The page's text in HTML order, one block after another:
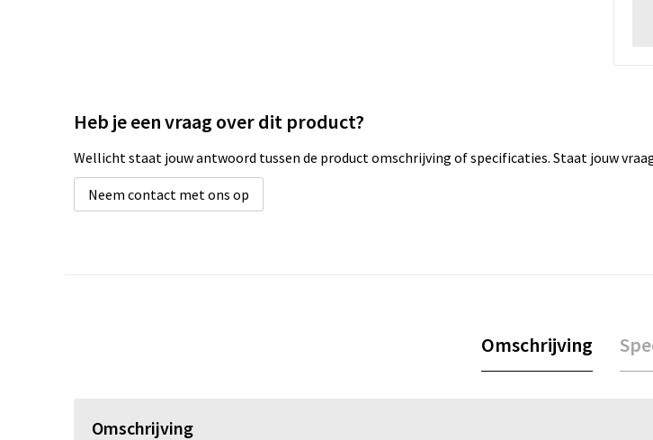
Heb je een vraag over dit product?
Wellicht staat jouw antwoord tussen de product omschrijving of specificaties. Staat jouw
Neem contact met ons op
Omschrijving
Omschrijving